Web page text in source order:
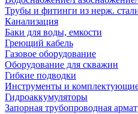
Трубы и фитинги из нерж.
Канализация
Баки для воды, емкости
Греющий кабель
Газовое оборудование
Оборудование для скважин
Гибкие подводки
Инструменты и
Гидроаккумуляторы
Запорная трубопроводная